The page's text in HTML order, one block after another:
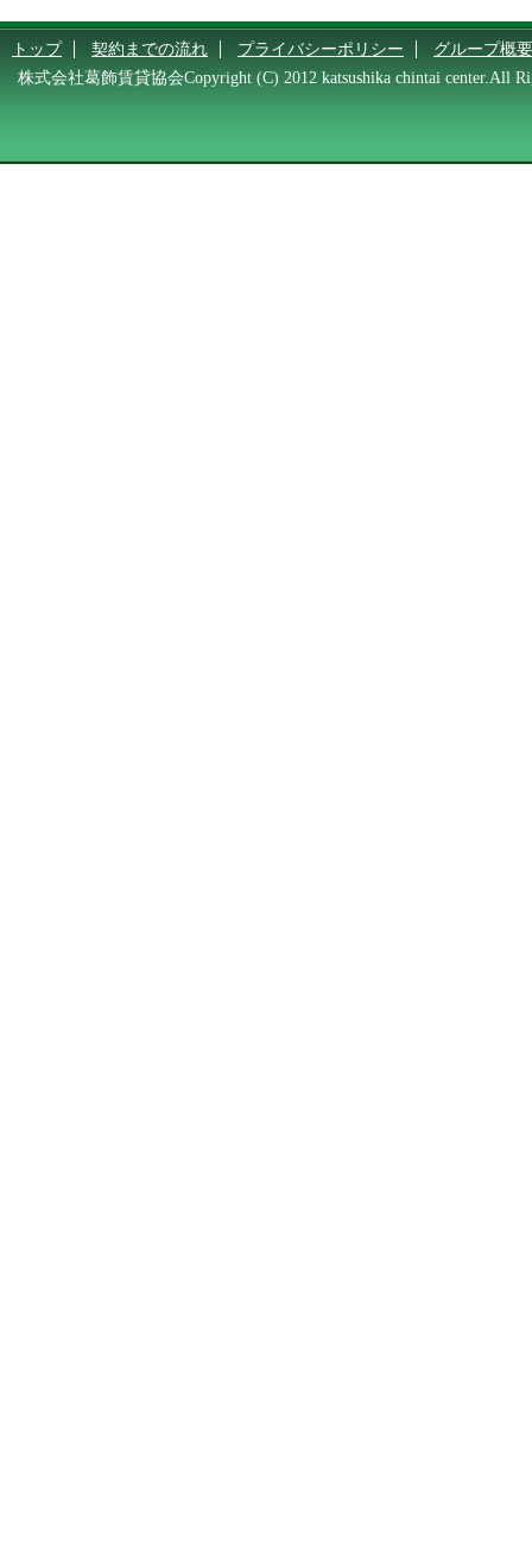
トップ 契約までの流れ プライバシーポリシー
グループ概要
株式会社葛飾賃貸協会Copyright (C) 2012 katsushika chintai center.All